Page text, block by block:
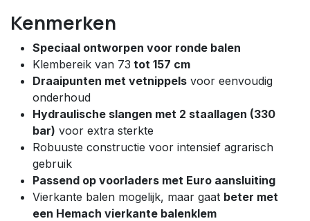
Kenmerken
Speciaal ontworpen voor ronde balen
Klembereik van 73 tot 157 cm
Draaipunten met vetnippels voor eenvoudig
onderhoud
Hydraulische slangen met 2 staallagen (330
bar) voor extra sterkte
Robuuste constructie voor intensief agrarisch
gebruik
Passend op voorladers met Euro aansluiting
Vierkante balen mogelijk, maar gaat beter met
een Hemach vierkante balenklem